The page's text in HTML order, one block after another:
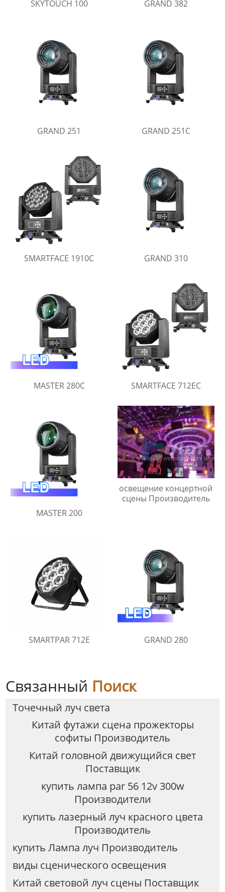
SKYTOUCH 100 GRAND 382
GRAND 251 GRAND 251C
SMARTFACE 1910C GRAND 310
MASTER 280C SMARTFACE 712EC
MASTER 200
освещение концертной
сцены Производитель
SMARTPAR 712E GRAND 280
Связанный Поиск
Точечный луч света
Китай футажи сцена прожекторы
софиты Производитель
Китай головной движущийся свет
Поставщик
купить лампа par 56 12v 300w
Производители
купить лазерный луч красного цвета
Производитель
купить Лампа луч Производитель
виды сценического освещения
Китай световой луч сцены Поставщик